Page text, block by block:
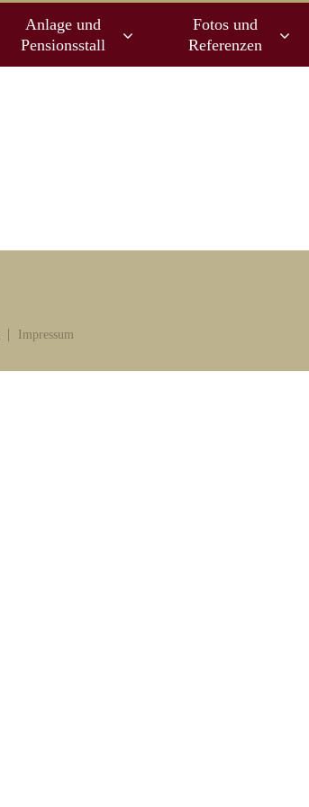
Anlage und
Pensionsstall
Fotos und
Referenzen
Impressum